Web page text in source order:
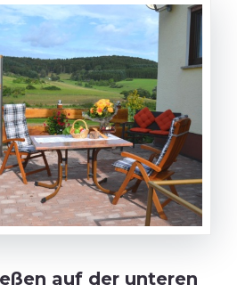
auf der unteren